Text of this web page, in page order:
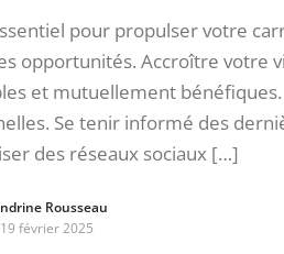
pour propulser votre
opportunités. Accroître votre
et mutuellement
Se tenir informé des
des réseaux sociaux […]
Rousseau
19 février 2025